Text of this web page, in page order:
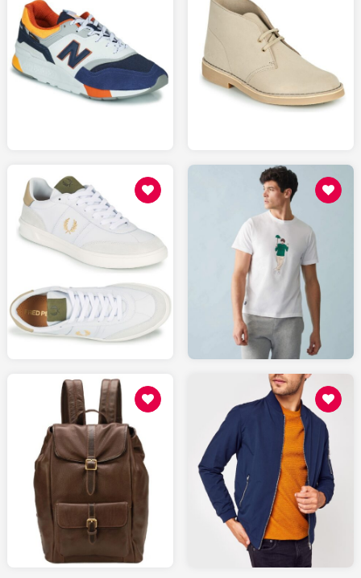
109
SPARTOO.fr
139
SPARTOO.fr
115
SPARTOO.fr
LESLIPFRANCAIS.fr
SPARTOO.fr
31.99
SARENZA.com